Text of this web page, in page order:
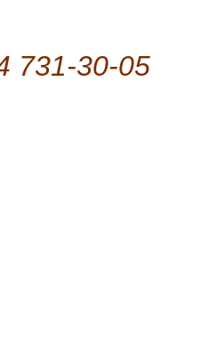
731-30-05